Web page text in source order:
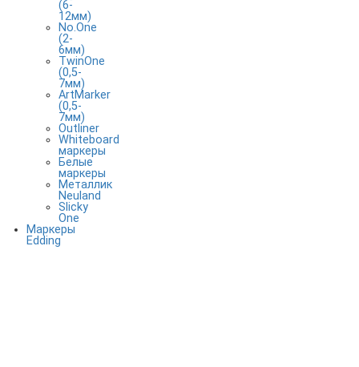
(6-
12мм)
No.One
(2-
6мм)
TwinOne
(0,5-
7мм)
ArtMarker
(0,5-
7мм)
Outliner
Whiteboard
маркеры
Белые
маркеры
Металлик
Neuland
Slicky
One
Маркеры
Edding